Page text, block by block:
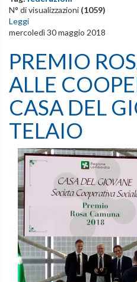
N° di visualizzazioni (1059)
Leggi
mercoledì 30 maggio 2018
PREMIO
ALLE
CASA DEL
TELAIO